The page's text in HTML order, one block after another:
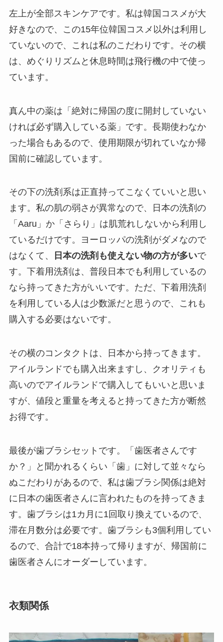
左上が全部スキンケアです。私は韓国コスメが大
好きなので、この15年位韓国コスメ以外は利用し
ていないので、これは私のこだわりです。その横
は、めぐりリズムと休息時間は飛行機の中で使っ
ています。
真ん中の薬は「絶対に帰国の度に開封していない
ければ必ず購入している薬」です。長期使わなか
った場合もあるので、使用期限が切れていなか帰
国前に確認しています。
その下の洗剤系は正直持ってこなくていいと思い
ます。私の肌の弱さが異常なので、日本の洗剤の
「Aaru」か「さらり」は肌荒れしないから利用し
ているだけです。ヨーロッパの洗剤がダメなので
はなくて、
日本の洗剤も使えない物の方が多いで
す。下着用洗剤は、普段日本でも利用しているの
なら持ってきた方がいいです。ただ、下着用洗剤
を利用している人は少数派だと思うので、これも
購入する必要はないです。
その横のコンタクトは、日本から持ってきます。
アイルランドでも購入出来ますし、クオリティも
高いのでアイルランドで購入してもいいと思いま
すが、値段と重量を考えると持ってきた方が断然
お得です。
最後が歯ブラシセットです。「歯医者さんです
か？」と聞かれるくらい「歯」に対して並々なら
ぬこだわりがあるので、私は歯ブラシ関係は絶対
に日本の歯医者さんに言われたものを持ってきま
す。歯ブラシは1カ月に1回取り換えているので、
滞在月数分は必要です。歯ブラシも3個利用してい
るので、合計で18本持って帰りますが、帰国前に
歯医者さんにオーダーしています。
衣類関係